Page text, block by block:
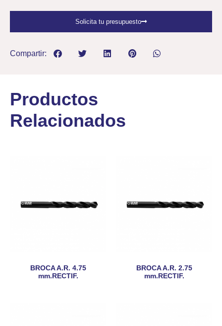
Solicita tu presupuesto
Compartir:
Productos
Relacionados
BROCA A.R. 4.75
mm.RECTIF.
BROCA A.R. 2.75
mm.RECTIF.